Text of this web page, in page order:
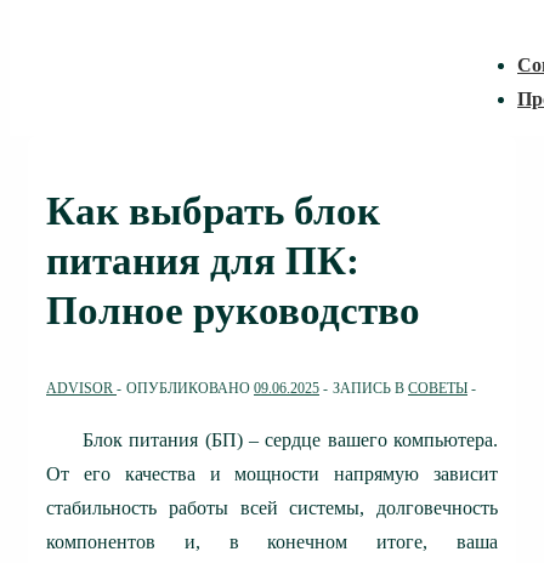
Как выбрать блок
питания для ПК:
Полное руководство
ADVISOR ОПУБЛИКОВАНО 09.06.2025 ЗАПИСЬ В СОВЕТЫ
Блок питания (БП) – сердце вашего компьютера.
От его качества и мощности напрямую зависит
стабильность работы всей системы, долговечность
компонентов и, в конечном итоге, ваша